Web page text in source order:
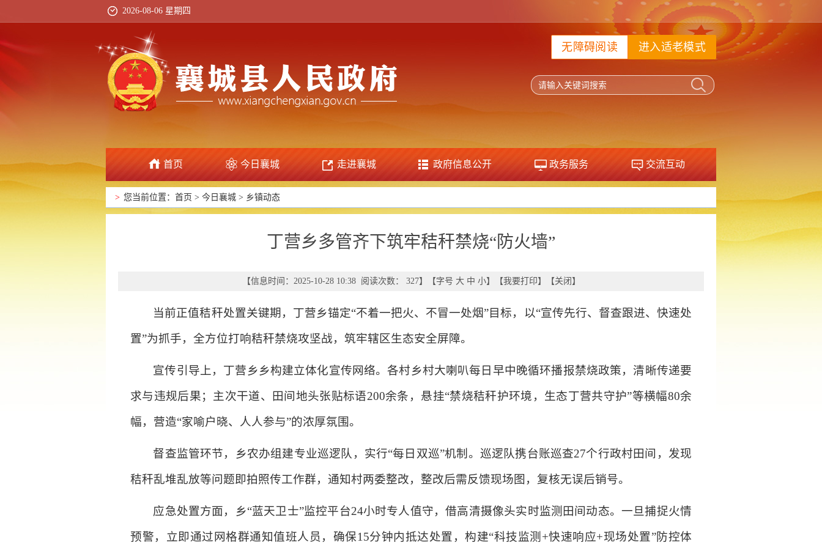
2026-08-06 星期四
进入适老模式
无障碍阅读
首页 今日襄城 走进襄城 政府信息公开 政务服务 交流互动
> 您当前位置： 首页 > 今日襄城 > 乡镇动态
丁营乡多管齐下筑牢秸秆禁烧“防火墙”
【信息时间：2025-10-28 10:38 阅读次数： 327】【字号 大 中 小】【我要打印】【关闭 】
当前正值秸秆处置关键期，丁营乡锚定“不着一把火、不冒一处烟”目标，以“宣传先行、督查跟进、快速处
置”为抓手，全方位打响秸秆禁烧攻坚战，筑牢辖区生态安全屏障。
宣传引导上，丁营乡乡构建立体化宣传网络。各村乡村大喇叭每日早中晚循环播报禁烧政策，清晰传递要
求与违规后果；主次干道、田间地头张贴标语200余条，悬挂“禁烧秸秆护环境，生态丁营共守护”等横幅80余
幅，营造“家喻户晓、人人参与”的浓厚氛围。
督查监管环节，乡农办组建专业巡逻队，实行“每日双巡”机制。巡逻队携台账巡查27个行政村田间，发现
秸秆乱堆乱放等问题即拍照传工作群，通知村两委整改，整改后需反馈现场图，复核无误后销号。
应急处置方面，乡“蓝天卫士”监控平台24小时专人值守，借高清摄像头实时监测田间动态。一旦捕捉火情
预警，立即通过网格群通知值班人员，确保15分钟内抵达处置，构建“科技监测+快速响应+现场处置”防控体